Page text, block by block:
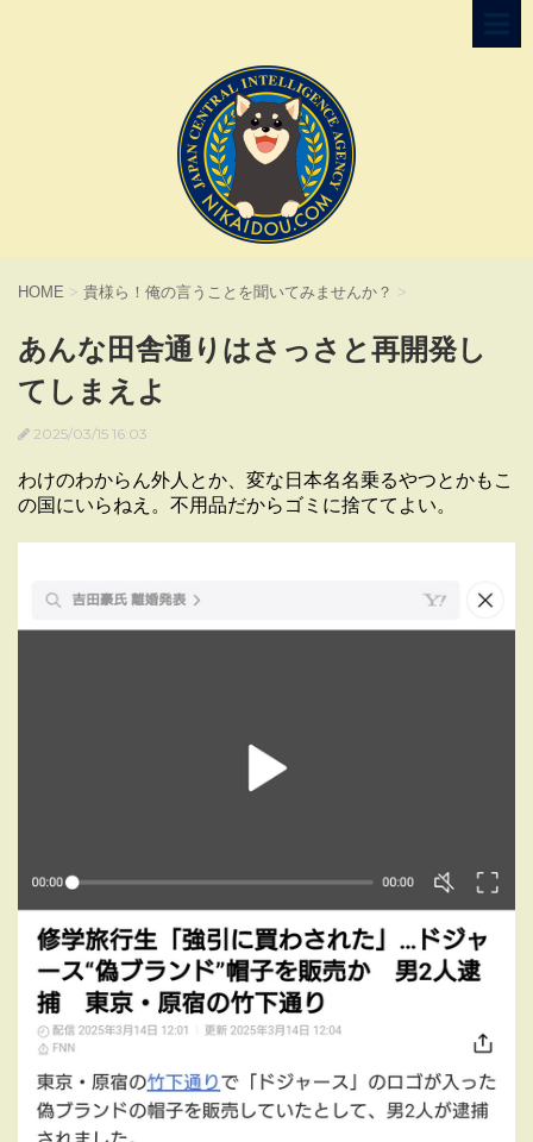
HOME > 貴様ら！俺の言うことを聞いてみませんか？ >
あんな田舎通りはさっさと再開発し
てしまえよ
2025/03/15 16:03
わけのわからん外人とか、変な日本名名乗るやつとかもこ
の国にいらねえ。不用品だからゴミに捨ててよい。